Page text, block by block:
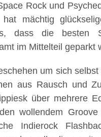
Rock und
hat mächtig
dass die besten
im Mittelteil geparkt
um sich
aus Rausch und
über mehrere
wollendem
Indierock